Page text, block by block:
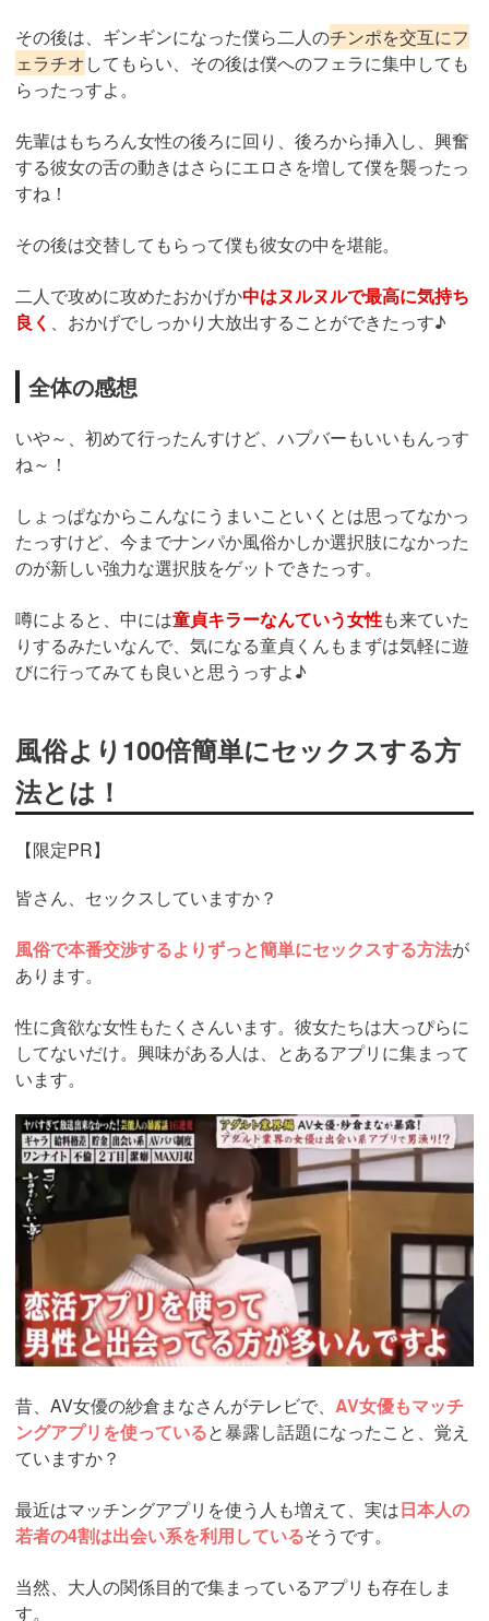
その後は、ギンギンになった僕ら二人のチンポを交互にフ
ェラチオ してもらい、その後は僕へのフェラに集中しても
らったっすよ。
先輩はもちろん女性の後ろに回り、後ろから挿入し、興奮
する彼女の舌の動きはさらにエロさを増して僕を襲ったっ
すね！
その後は交替してもらって僕も彼女の中を堪能。
二人で攻めに攻めたおかげか中はヌルヌルで最高に気持ち
良く 、おかげでしっかり大放出することができたっす♪
全体の感想
いや～、初めて行ったんすけど、ハプバーもいいもんっす
ね～！
しょっぱなからこんなにうまいこといくとは思ってなかっ
たっすけど、今までナンパか風俗かしか選択肢になかった
のが新しい強力な選択肢をゲットできたっす。
噂によると、中には童貞キラーなんていう女性も来ていた
りするみたいなんで、気になる童貞くんもまずは気軽に遊
びに行ってみても良いと思うっすよ♪
風俗より100倍簡単にセックスする方
法とは！
【限定PR】
皆さん、セックスしていますか？
風俗で本番交渉するよりずっと簡単にセックスする方法が
あります。
性に貪欲な女性もたくさんいます。彼女たちは大っぴらに
してないだけ。興味がある人は、とあるアプリに集まって
います。
https://ac.m-
ads.jp/t6d63J515a0bact6/cl/?
bId=F965693T&msid=1990
昔、AV女優の紗倉まなさんがテレビで、 AV女優もマッチ
ングアプリを使っていると暴露し話題になったこと、覚え
ていますか？
最近はマッチングアプリを使う人も増えて、実は日本人の
若者の4割は出会い系を利用しているそうです。
当然、大人の関係目的で集まっているアプリも存在しま
す。